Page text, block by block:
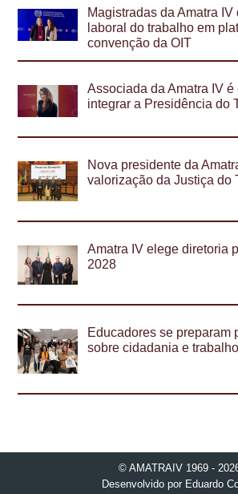
Magistradas da Amatra
laboral do trabalho em
convenção da OIT
Associada da Amatra IV
integrar a Presidência do
Nova presidente da
valorização da Justiça do
Amatra IV elege diretoria
2028
Educadores se preparam
sobre cidadania e
© AMATRAIV 1969 -
Desenvolvido por Eduardo